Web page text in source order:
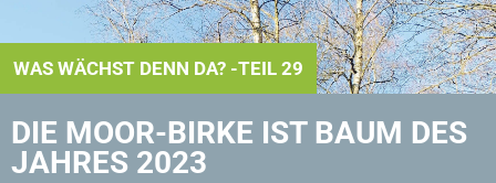
WAS WÄCHST DENN DA? -TEIL 29
DIE MOOR-BIRKE IST BAUM DES
JAHRES 2023